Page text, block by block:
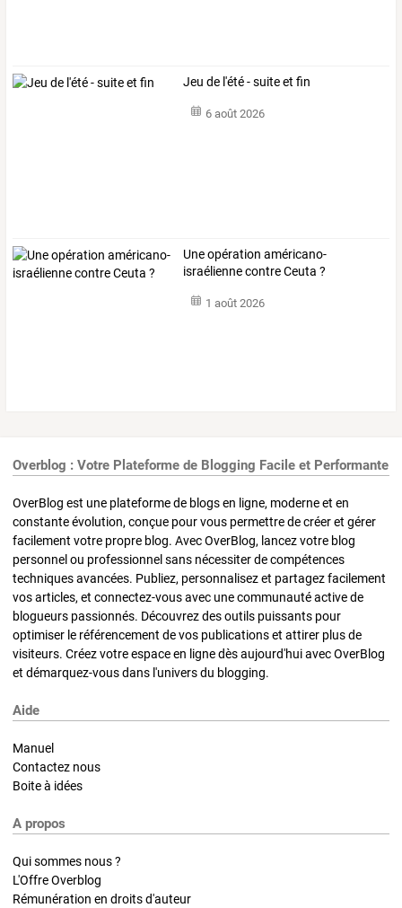
Jeu de l'été - suite et fin
6 août 2026
Une opération américano-
israélienne contre Ceuta ?
1 août 2026
Overblog : Votre Plateforme de Blogging Facile et Performante
OverBlog est une plateforme de blogs en ligne, moderne et en
constante évolution, conçue pour vous permettre de créer et gérer
facilement votre propre blog. Avec OverBlog, lancez votre blog
personnel ou professionnel sans nécessiter de compétences
techniques avancées. Publiez, personnalisez et partagez facilement
vos articles, et connectez-vous avec une communauté active de
blogueurs passionnés. Découvrez des outils puissants pour
optimiser le référencement de vos publications et attirer plus de
visiteurs. Créez votre espace en ligne dès aujourd'hui avec OverBlog
et démarquez-vous dans l'univers du blogging.
Aide
Manuel
Contactez nous
Boite à idées
A propos
Qui sommes nous ?
L'Offre Overblog
Rémunération en droits d'auteur